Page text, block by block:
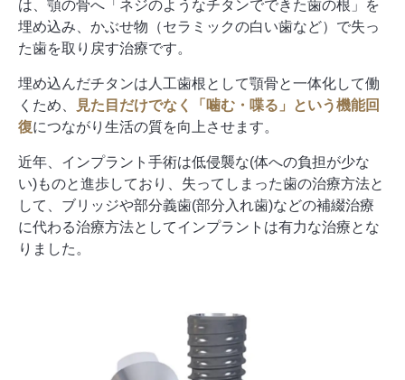
は、顎の骨へ「ネジのようなチタンでできた歯の根」を
埋め込み、かぶせ物（セラミックの白い歯など）で失っ
た歯を取り戻す治療です。
埋め込んだチタンは人工歯根として顎骨と一体化して働
くため、
見た目だけでなく「噛む・喋る」という機能回
復につながり生活の質を向上させます。
近年、インプラント手術は低侵襲な(体への負担が少な
い)ものと進歩しており、失ってしまった歯の治療方法と
して、ブリッジや部分義歯(部分入れ歯)などの補綴治療
に代わる治療方法としてインプラントは有力な治療とな
りました。